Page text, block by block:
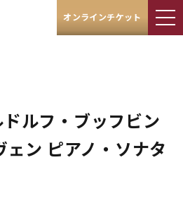
オンラインチケット
ドルフ・ブッフビン
ン ピアノ・ソナタ